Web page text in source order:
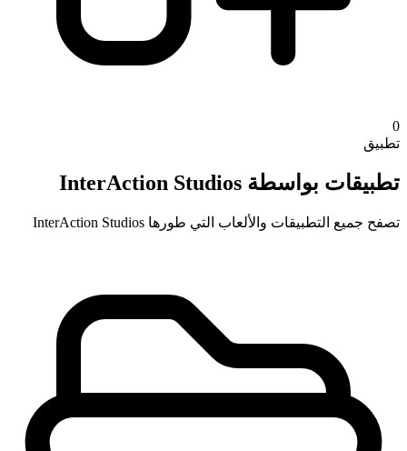
0
تطبيق
تطبيقات بواسطة InterAction Studios
تصفح جميع التطبيقات والألعاب التي طورها InterAction Studios